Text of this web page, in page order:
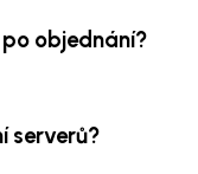
objednání?
serverů?